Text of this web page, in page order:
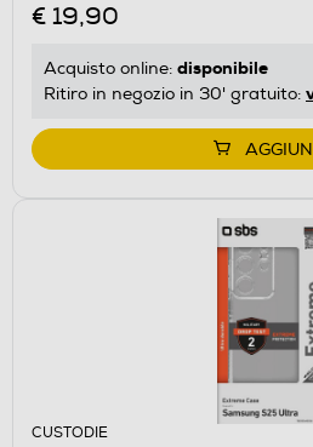
€ 19,90
Acquisto online: disponibile
Ritiro in negozio in 30' gratuito:
CUSTODIE